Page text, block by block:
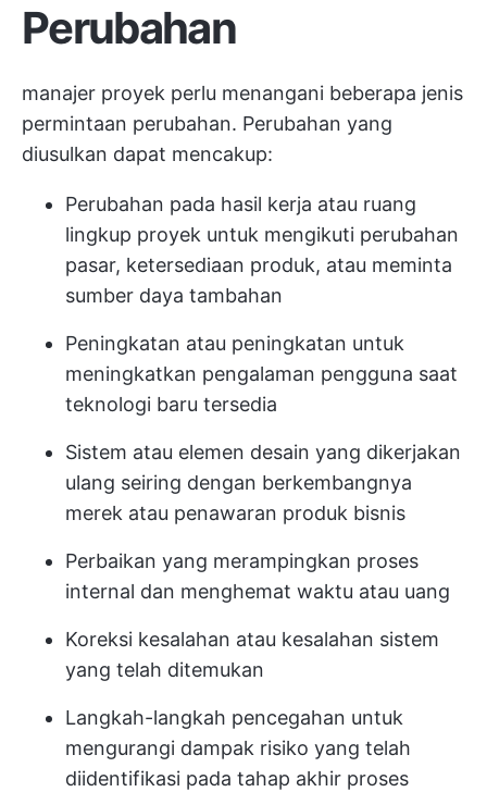
Perubahan
manajer proyek perlu menangani beberapa jenis
permintaan perubahan. Perubahan yang
diusulkan dapat mencakup:
Perubahan pada hasil kerja atau ruang
lingkup proyek untuk mengikuti perubahan
pasar, ketersediaan produk, atau meminta
sumber daya tambahan
Peningkatan atau peningkatan untuk
meningkatkan pengalaman pengguna saat
teknologi baru tersedia
Sistem atau elemen desain yang dikerjakan
ulang seiring dengan berkembangnya
merek atau penawaran produk bisnis
Perbaikan yang merampingkan proses
internal dan menghemat waktu atau uang
Koreksi kesalahan atau kesalahan sistem
yang telah ditemukan
Langkah-langkah pencegahan untuk
mengurangi dampak risiko yang telah
diidentifikasi pada tahap akhir proses